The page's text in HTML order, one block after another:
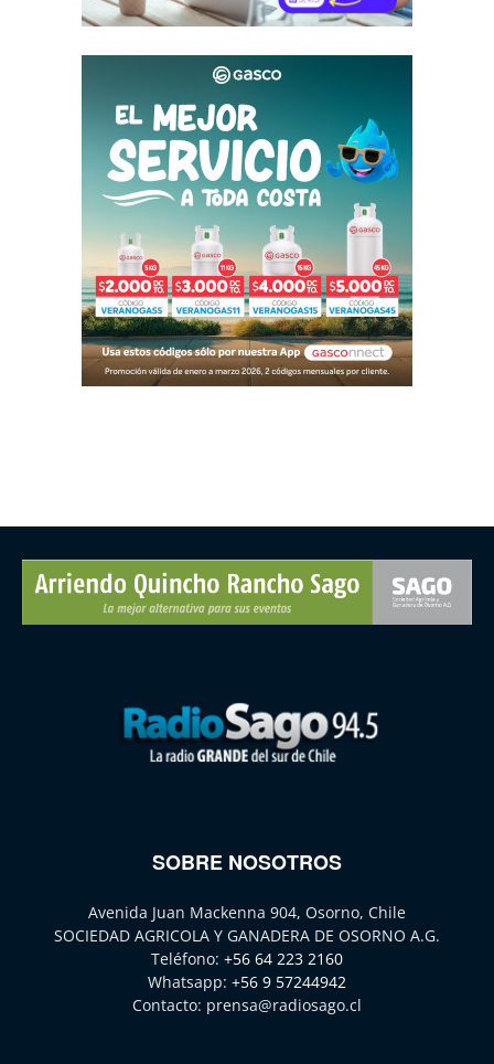
SOBRE NOSOTROS
Avenida Juan Mackenna 904, Osorno, Chile
SOCIEDAD AGRICOLA Y GANADERA DE OSORNO A.G.
Teléfono: +56 64 223 2160
Whatsapp: +56 9 57244942
Contacto: prensa@radiosago.cl